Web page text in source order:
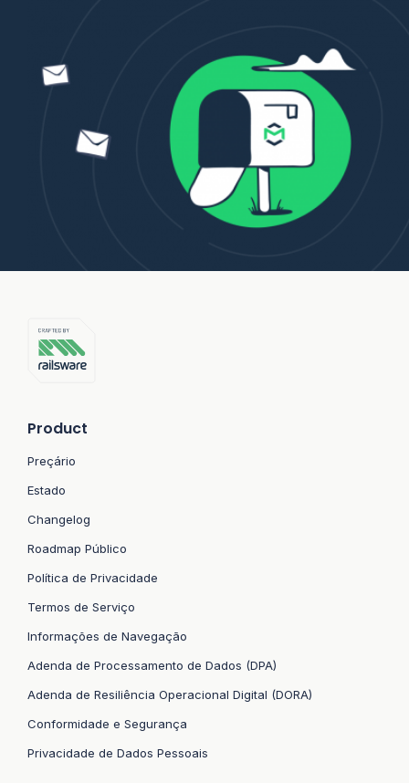
Product
Preçário
Estado
Changelog
Roadmap Público
Política de Privacidade
Termos de Serviço
Informações de Navegação
Adenda de Processamento de Dados (DPA)
Adenda de Resiliência Operacional Digital (DORA)
Conformidade e Segurança
Privacidade de Dados Pessoais